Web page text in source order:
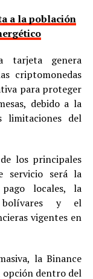
a la población
tarjeta genera
criptomonedas
para proteger
debido a la
del
los principales
servicio será la
locales, la
bolívares y el
vigentes en
la Binance
opción dentro del